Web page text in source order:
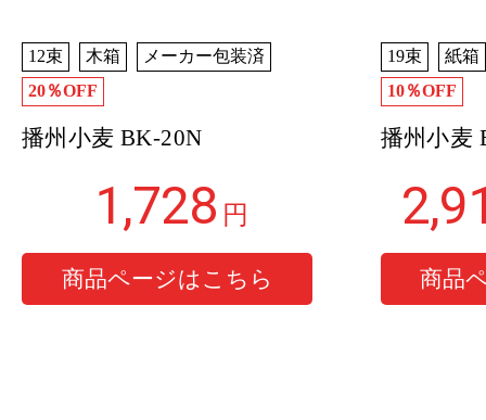
12束 木箱
メーカー包装済
20％OFF
播州小麦 BK-20N
1,728 円
19束
紙箱
10％OFF
播州小麦